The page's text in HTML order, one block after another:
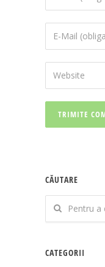
CĂUTARE
CATEGORII